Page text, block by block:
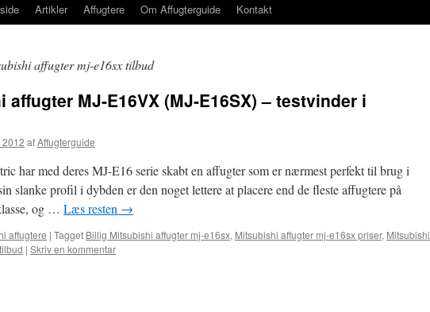
Artikler Affugtere Om Affugterguide Kontakt
affugter mj-e16sx tilbud
affugter MJ-E16VX (MJ-E16SX) – testvinder i
afAffugterguide
har med deres MJ-E16 serie skabt en affugter som er nærmest perfekt til brug i
slanke profil i dybden er den noget lettere at placere end de fleste affugtere på
og … Læs resten →
affugtere | Tagget Billig Mitsubishi affugter mj-e16sx, Mitsubishi affugter mj-e16sx priser, Mitsubishi
| Skriv en kommentar